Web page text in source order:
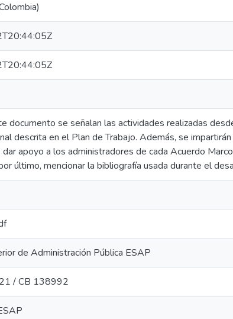
documento se señalan las actividades realizadas
descrita en el Plan de Trabajo. Además, se
apoyo a los administradores de cada Acuerdo
último, mencionar la bibliografía usada durante el
de Administración Pública ESAP
/ CB 138992